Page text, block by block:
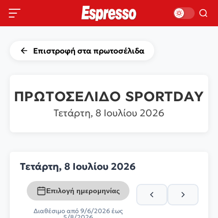
Επιστροφή στα πρωτοσέλιδα
ΠΡΩΤΟΣΕΛΙΔΟ SPORTDAY
Τετάρτη, 8 Ιουλίου 2026
Τετάρτη, 8 Ιουλίου 2026
Επιλογή ημερομηνίας
Διαθέσιμο από 9/6/2026 έως